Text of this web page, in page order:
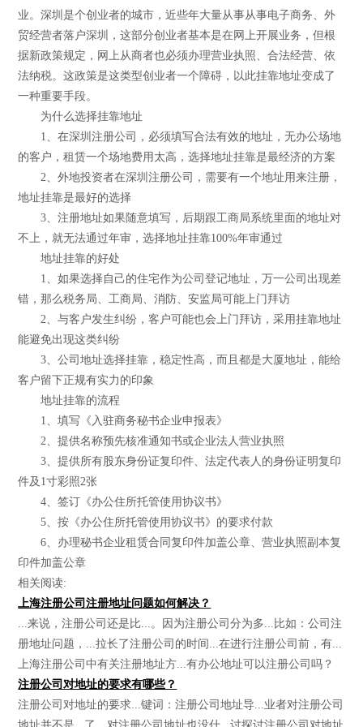
业。深圳是个创业者的城市，近些年大量从事从事电子商务、外
贸经营者落户深圳，这部分创业者基本是在网上开展业务，但根
据新政策规定，网上从商者也必须办理营业执照、合法经营、依
法纳税。这政策是这类型创业者一个障碍，以此挂靠地址变成了
一种重要手段。
为什么选择挂靠地址
1、在深圳注册公司，必须填写合法有效的地址，无办公场地
的客户，租赁一个场地费用太高，选择地址挂靠是最经济的方案
2、外地投资者在深圳注册公司，需要有一个地址用来注册，
地址挂靠是最好的选择
3、注册地址如果随意填写，后期跟工商局系统里面的地址对
不上，就无法通过年审，选择地址挂靠100%年审通过
地址挂靠的好处
1、如果选择自己的住宅作为公司登记地址，万一公司出现差
错，那么税务局、工商局、消防、安监局可能上门拜访
2、与客户发生纠纷，客户可能也会上门拜访，采用挂靠地址
能避免出现这类纠纷
3、公司地址选择挂靠，稳定性高，而且都是大厦地址，能给
客户留下正规有实力的印象
地址挂靠的流程
1、填写《入驻商务秘书企业申报表》
2、提供名称预先核准通知书或企业法人营业执照
3、提供所有股东身份证复印件、法定代表人的身份证明复印
件及1寸彩照2张
4、签订《办公住所托管使用协议书》
5、按《办公住所托管使用协议书》的要求付款
6、办理秘书企业租赁合同复印件加盖公章、营业执照副本复
印件加盖公章
相关阅读:
上海注册公司注册地址问题如何解决？
...来说，注册公司还是比...。因为注册公司分为多...比如：公司注
册地址问题，...拉长了注册公司的时间...在进行注册公司前，有...
上海注册公司中有关注册地址方...有办公地址可以注册公司吗？
注册公司对地址的要求有哪些？
注册公司对地址的要求...键词：注册公司地址导...业者对注册公司